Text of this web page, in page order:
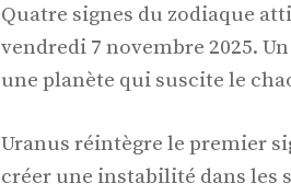
Quatre signes du zodiaque
vendredi 7 novembre 2025.
une planète qui suscite le
Uranus réintègre le premier
créer une instabilité dans les